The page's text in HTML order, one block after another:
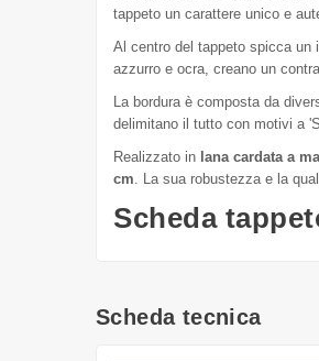
tappeto un carattere unico e
Al centro del tappeto spicca un
azzurro e ocra, creano un
La bordura è composta da
delimitano il tutto con motivi a
Realizzato in lana cardata a
cm . La sua robustezza e la
Scheda
Scheda tecnica